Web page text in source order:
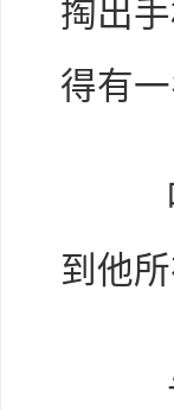
掏出
得有
听
到他
与